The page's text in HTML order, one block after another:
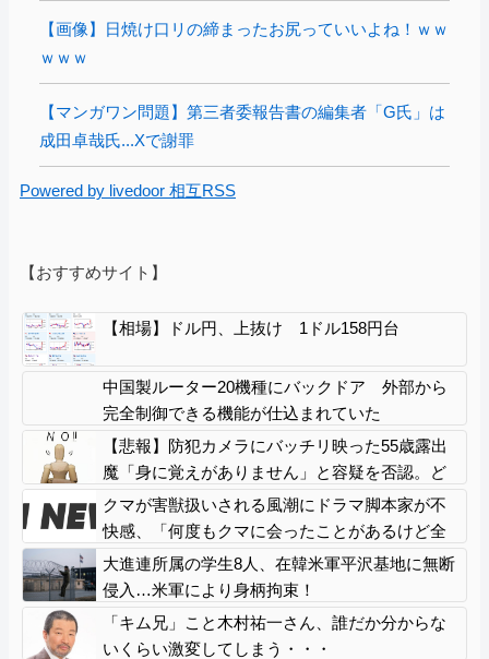
【画像】日焼け口リの締まったお尻っていいよね！ｗｗ
ｗｗｗ
【マンガワン問題】第三者委報告書の編集者「G氏」は
成田卓哉氏...Xで謝罪
Powered by livedoor 相互RSS
【おすすめサイト】
【相場】ドル円、上抜け 1ドル158円台
中国製ルーター20機種にバックドア 外部から
完全制御できる機能が仕込まれていた
【悲報】防犯カメラにバッチリ映った55歳露出
魔「身に覚えがありません」と容疑を否認。ど
う言い訳する気だこれ
クマが害獣扱いされる風潮にドラマ脚本家が不
快感、「何度もクマに会ったことがあるけど全
然怖くなかった」と主張しており……
大進連所属の学生8人、在韓米軍平沢基地に無断
侵入…米軍により身柄拘束！
「キム兄」こと木村祐一さん、誰だか分からな
いくらい激変してしまう・・・